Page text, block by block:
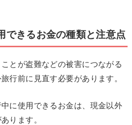
できるお金の種類と注意点
とが盗難などの被害につながる
行前に見直す必要があります。
に使用できるお金は、現金以外
ります。